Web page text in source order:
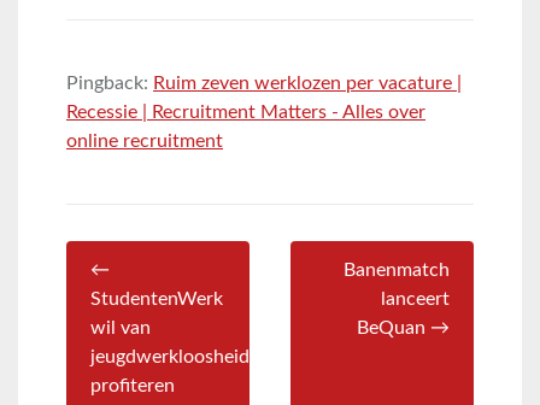
Pingback: Ruim zeven werklozen per vacature |
Recessie | Recruitment Matters - Alles over
online recruitment
←
StudentenWerk
wil van
jeugdwerkloosheid
profiteren
Banenmatch
lanceert
BeQuan →